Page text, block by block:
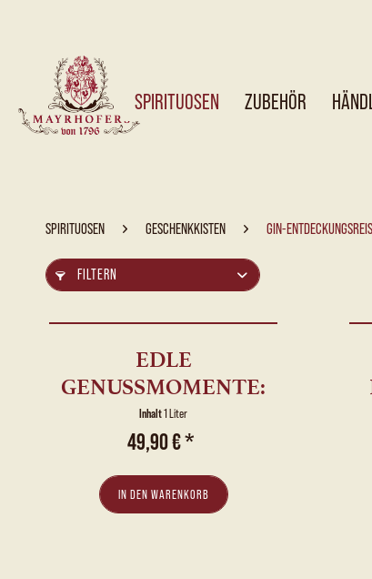
SPIRITUOSEN ZUBEHÖR
SPIRITUOSEN GESCHENKKISTEN GIN-
FILTERN
EDLE
GENUSSMOMENTE:
BUTTERSCOTCH- &...
Inhalt1 Liter
49,90 € *
IN DEN WARENKORB